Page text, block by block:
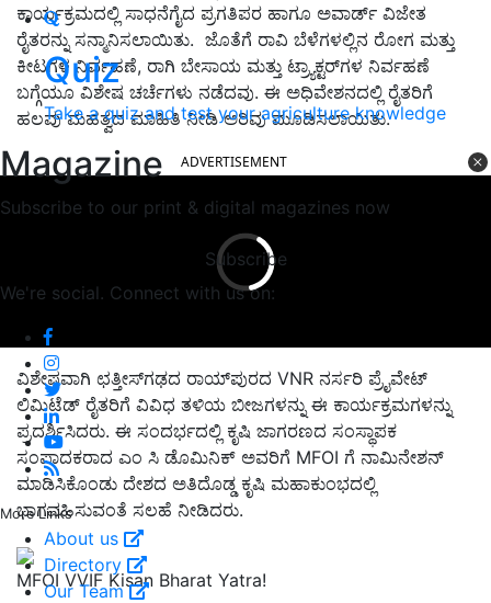
Quiz
Take a quiz and test your agriculture knowledge
Magazine
Subscribe to our print & digital magazines now
Subscribe
We're social. Connect with us on:
More Links
About us
Directory
Our Team
ಕಾರ್ಯಕ್ರಮದಲ್ಲಿ ಸಾಧನೆಗೈದ ಪ್ರಗತಿಪರ ಹಾಗೂ ಅವಾರ್ಡ್‌ ವಿಜೇತ
ರೈತರನ್ನು ಸನ್ಮಾನಿಸಲಾಯಿತು. ಜೊತೆಗೆ ರಾವಿ ಬೆಳೆಗಳಲ್ಲಿನ ರೋಗ ಮತ್ತು
ಕೀಟಗಳ ನಿರ್ವಹಣೆ, ರಾಗಿ ಬೇಸಾಯ ಮತ್ತು ಟ್ರ್ಯಾಕ್ಟರ್‌ಗಳ ನಿರ್ವಹಣೆ
ಬಗ್ಗೆಯೂ ವಿಶೇಷ ಚರ್ಚೆಗಳು ನಡೆದವು. ಈ ಅಧಿವೇಶನದಲ್ಲಿ ರೈತರಿಗೆ
ಹಲವು ಮಹತ್ವದ ಮಾಹಿತಿ ನೀಡಿ ಅರಿವು ಮೂಡಿಸಲಾಯಿತು.
ADVERTISEMENT
ವಿಶೇಷವಾಗಿ ಛತ್ತೀಸ್‌ಗಢದ ರಾಯ್‌ಪುರದ VNR ನರ್ಸರಿ ಪ್ರೈವೇಟ್
ಲಿಮಿಟೆಡ್ ರೈತರಿಗೆ ವಿವಿಧ ತಳಿಯ ಬೀಜಗಳನ್ನು ಈ ಕಾರ್ಯಕ್ರಮಗಳನ್ನು
ಪ್ರದರ್ಶಿಸಿದರು. ಈ ಸಂದರ್ಭದಲ್ಲಿ ಕೃಷಿ ಜಾಗರಣದ ಸಂಸ್ಥಾಪಕ
ಸಂಪಾದಕರಾದ ಎಂ ಸಿ ಡೊಮಿನಿಕ್‌ ಅವರಿಗೆ MFOI ಗೆ ನಾಮಿನೇಶನ್‌
ಮಾಡಿಸಿಕೊಂಡು ದೇಶದ ಅತಿದೊಡ್ಡ ಕೃಷಿ ಮಹಾಕುಂಭದಲ್ಲಿ
ಭಾಗವಹಿಸುವಂತೆ ಸಲಹೆ ನೀಡಿದರು.
MFOI VVIF Kisan Bharat Yatra!